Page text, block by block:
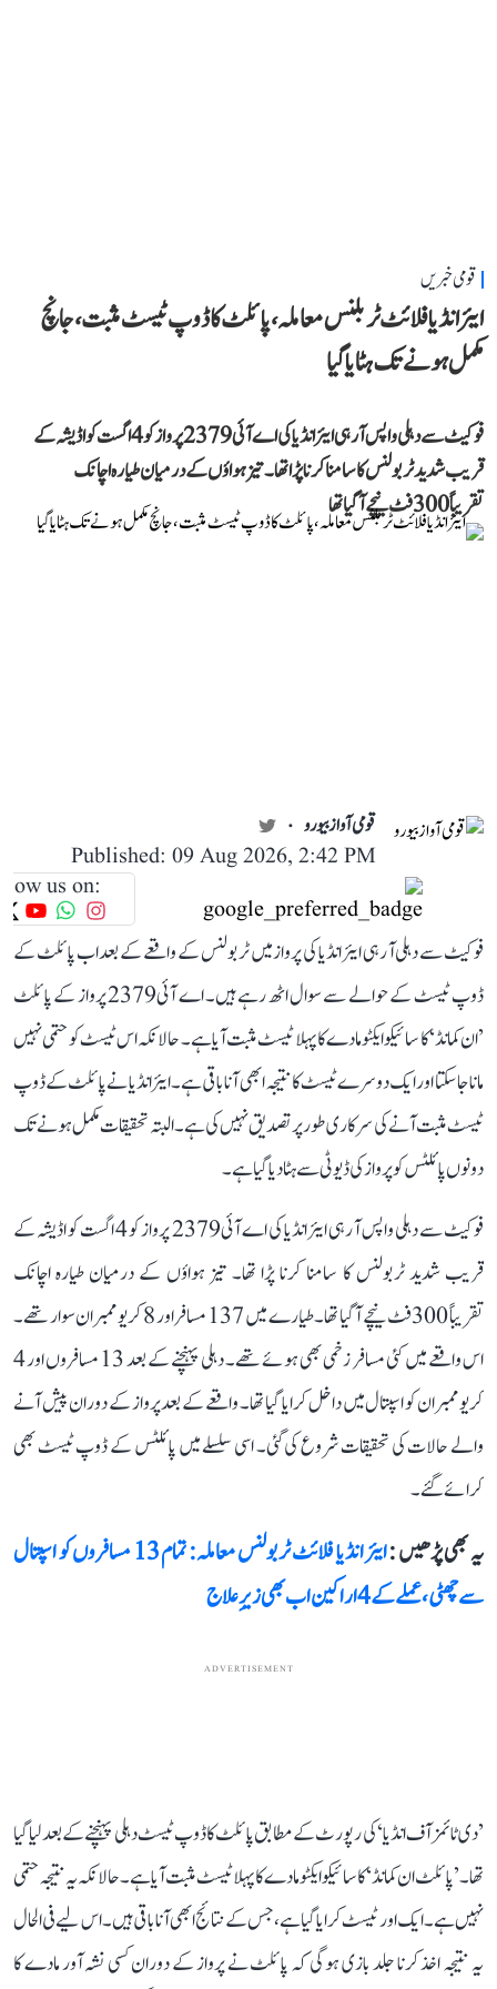
قومی خبریں
ایئر انڈیا فلائٹ ٹربلنس معاملہ، پائلٹ کا ڈوپ ٹیسٹ مثبت، جانچ
مکمل ہونے تک ہٹایا گیا
فوکیٹ سے دہلی واپس آ رہی ایئر انڈیا کی اے آئی 2379 پرواز کو 4 اگست کو اڈیشہ کے
قریب شدید ٹربولنس کا سامنا کرنا پڑا تھا۔ تیز ہواؤں کے درمیان طیارہ اچانک
تقریباً 300 فٹ نیچے آ گیا تھا
قومی آواز بیورو
Published: 09 Aug 2026, 2:42 PM
us on:
فوکیٹ سے دہلی آ رہی ایئر انڈیا کی پرواز میں ٹربولنس کے واقعے کے بعد اب پائلٹ کے
ڈوپ ٹیسٹ کے حوالے سے سوال اٹھ رہے ہیں۔ اے آئی2379 پرواز کے پائلٹ
’ان کمانڈ‘ کا سائیکوایکٹو مادے کا پہلا ٹیسٹ مثبت آیا ہے۔ حالانکہ اس ٹیسٹ کو حتمی نہیں
مانا جا سکتا اور ایک دوسرے ٹیسٹ کا نتیجہ ابھی آنا باقی ہے۔ ایئر انڈیا نے پائلٹ کے ڈوپ
ٹیسٹ مثبت آنے کی سرکاری طور پر تصدیق نہیں کی ہے۔ البتہ تحقیقات مکمل ہونے تک
دونوں پائلٹس کو پرواز کی ڈیوٹی سے ہٹا دیا گیا ہے۔
فوکیٹ سے دہلی واپس آ رہی ایئر انڈیا کی اے آئی2379 پرواز کو 4 اگست کو اڈیشہ کے
قریب شدید ٹربولنس کا سامنا کرنا پڑا تھا۔ تیز ہواؤں کے درمیان طیارہ اچانک
تقریباً 300 فٹ نیچے آگیا تھا۔ طیارے میں 137 مسافر اور 8 کریو ممبران سوار تھے۔
اس واقعے میں کئی مسافر زخمی بھی ہوئے تھے۔ دہلی پہنچنے کے بعد 13 مسافروں اور 4
کریو ممبران کو اسپتال میں داخل کرایا گیا تھا۔ واقعے کے بعد پرواز کے دوران پیش آنے
والے حالات کی تحقیقات شروع کی گئی۔ اسی سلسلے میں پائلٹس کے ڈوپ ٹیسٹ بھی
کرائے گئے۔
یہ بھی پڑھیں :
ایئر انڈیا فلائٹ ٹربولنس معاملہ: تمام 13 مسافروں کو اسپتال
سے چھٹی، عملے کے 4 اراکین اب بھی زیرِ علاج
ADVERTISEMENT
’دی ٹائمز آف انڈیا‘ کی رپورٹ کے مطابق پائلٹ کا ڈوپ ٹیسٹ دہلی پہنچنے کے بعد لیا گیا
تھا۔ ’پائلٹ ان کمانڈ‘ کا سائیکوایکٹو مادے کا پہلا ٹیسٹ مثبت آیا ہے۔ حالانکہ یہ نتیجہ حتمی
نہیں ہے۔ ایک اور ٹیسٹ کرایا گیا ہے، جس کے نتائج ابھی آنا باقی ہیں۔ اس لیے فی الحال
یہ نتیجہ اخذ کرنا جلد بازی ہوگی کہ پائلٹ نے پرواز کے دوران کسی نشہ آور مادے کا